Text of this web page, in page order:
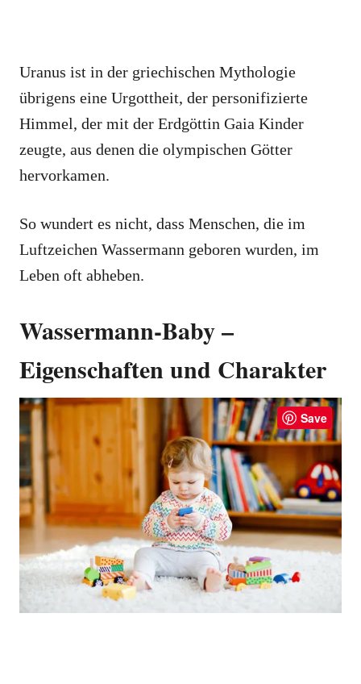
Uranus ist in der griechischen Mythologie
übrigens eine Urgottheit, der personifizierte
Himmel, der mit der Erdgöttin Gaia Kinder
zeugte, aus denen die olympischen Götter
hervorkamen.
So wundert es nicht, dass Menschen, die im
Luftzeichen Wassermann geboren wurden, im
Leben oft abheben.
Wassermann-Baby –
Eigenschaften und Charakter
Save